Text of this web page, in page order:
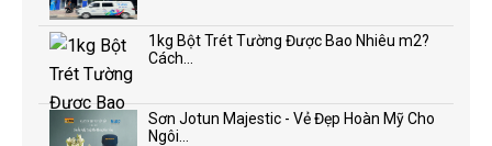
1kg Bột Trét Tường Được Bao Nhiêu m2?
Cách...
Sơn Jotun Majestic - Vẻ Đẹp Hoàn Mỹ Cho
Ngôi...